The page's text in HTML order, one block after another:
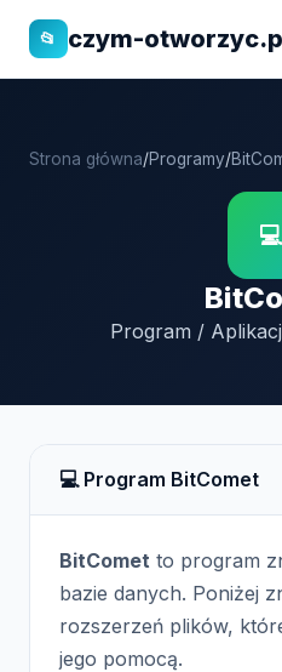
📂 czym-
Strona główna/Programy/
💻
Program /
💻 Program BitComet
BitComet to program
bazie danych. Poniżej
rozszerzeń plików,
jego pomocą.